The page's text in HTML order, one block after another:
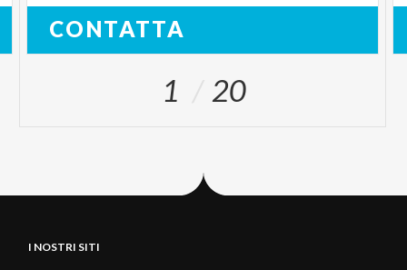
CONTATTA
1 20
I NOSTRI SITI